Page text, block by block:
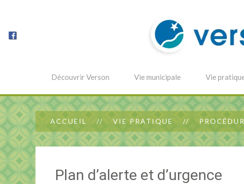
Découvrir Verson Vie municipale Vie
ACCUEIL VIE PRATIQUE
Plan d’alerte et d’urgence